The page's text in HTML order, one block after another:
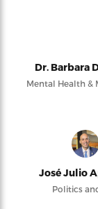
Dr. Barbara
Mental Health &
José Julio
Politics